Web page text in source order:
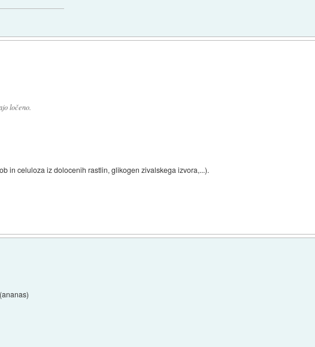
ločeno.
in celuloza iz dolocenih rastlin, glikogen zivalskega izvora,...).